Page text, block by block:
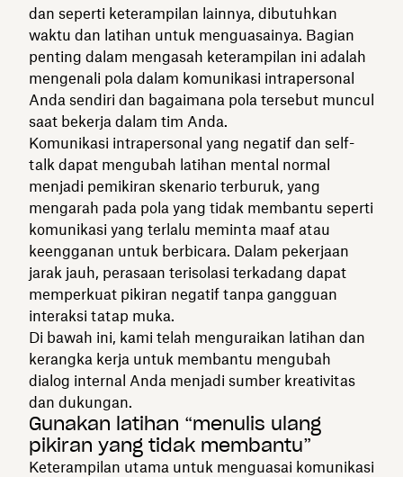
dan seperti keterampilan lainnya, dibutuhkan
waktu dan latihan untuk menguasainya. Bagian
penting dalam mengasah keterampilan ini adalah
mengenali pola dalam komunikasi intrapersonal
Anda sendiri dan bagaimana pola tersebut muncul
saat bekerja dalam tim Anda.
Komunikasi intrapersonal yang negatif dan self-
talk dapat mengubah latihan mental normal
menjadi pemikiran skenario terburuk, yang
mengarah pada pola yang tidak membantu seperti
komunikasi yang terlalu meminta maaf atau
keengganan untuk berbicara. Dalam pekerjaan
jarak jauh, perasaan terisolasi terkadang dapat
memperkuat pikiran negatif tanpa gangguan
interaksi tatap muka.
Di bawah ini, kami telah menguraikan latihan dan
kerangka kerja untuk membantu mengubah
dialog internal Anda menjadi sumber kreativitas
dan dukungan.
Gunakan latihan “menulis ulang
pikiran yang tidak membantu”
Keterampilan utama untuk menguasai komunikasi